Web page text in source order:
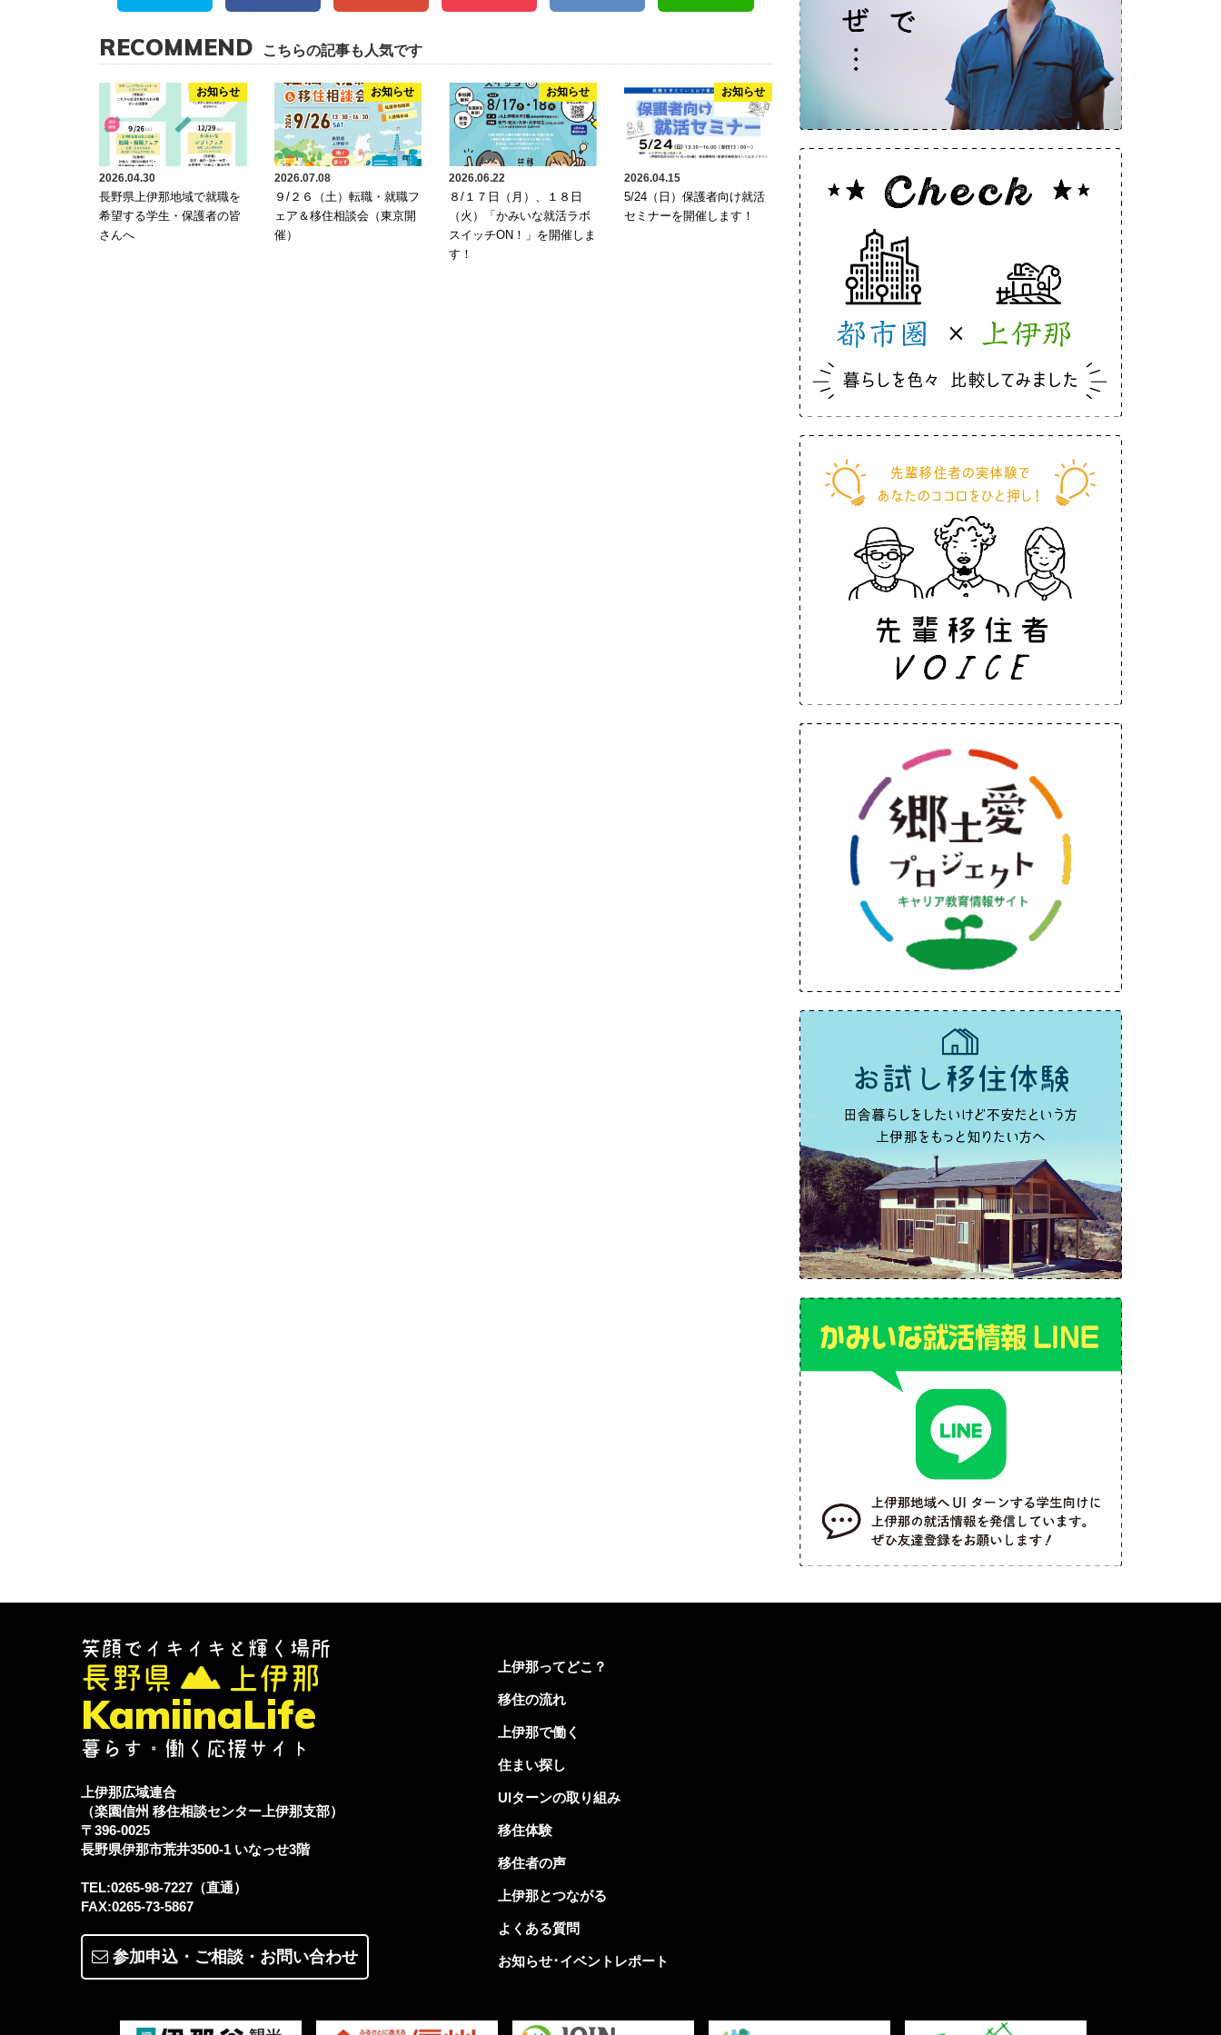
RECOMMEND こちらの記事も人気です
お知らせ
2026.04.30
長野県上伊那地域で就職を
希望する学生・保護者の皆
さんへ
お知らせ
2026.07.08
９/２６（土）転職・就職フ
ェア＆移住相談会（東京開
催）
お知らせ
2026.06.22
８/１７日（月）、１８日
（火）「かみいな就活ラボ
スイッチON！」を開催しま
す！
お知らせ
2026.04.15
5/24（日）保護者向け就活
セミナーを開催します！
笑顔でイキイキと輝く場所
長野県 上伊那
KamiinaLife
暮らす・働く応援サイト
上伊那広域連合
（楽園信州 移住相談センター上伊那支部）
〒396-0025
長野県伊那市荒井3500-1 いなっせ3階
TEL:0265-98-7227（直通）
FAX:0265-73-5867
参加申込・ご相談・ お問い合わせ
上伊那ってどこ？
移住の流れ
上伊那で働く
住まい探し
UIターンの取り組み
移住体験
移住者の声
上伊那とつながる
よくある質問
お知らせ･イベントレポート